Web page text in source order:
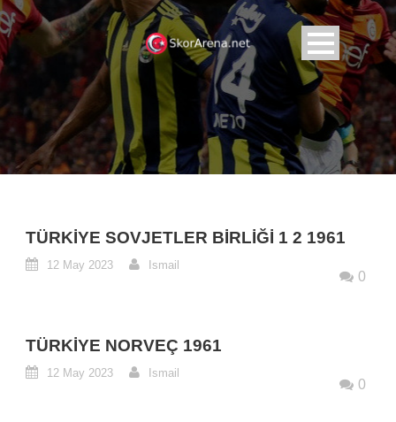
TÜRKIYE SOVJETLER BIRLIĞI 1 2 1961
12 May 2023 Ismail
0
TÜRKIYE NORVEÇ 1961
12 May 2023 Ismail
0